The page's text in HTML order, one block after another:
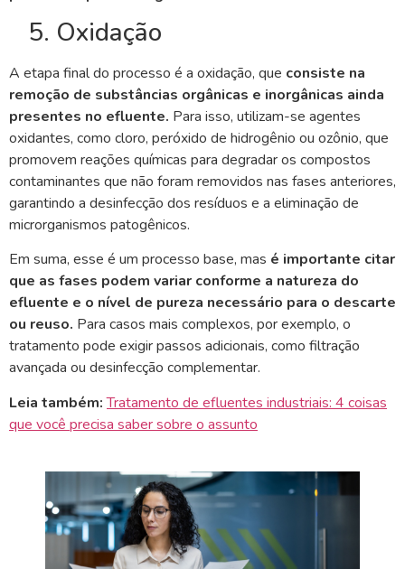
5. Oxidação
A etapa final do processo é a oxidação, que consiste na
remoção de substâncias orgânicas e inorgânicas ainda
presentes no efluente. Para isso, utilizam-se agentes
oxidantes, como cloro, peróxido de hidrogênio ou ozônio, que
promovem reações químicas para degradar os compostos
contaminantes que não foram removidos nas fases anteriores,
garantindo a desinfecção dos resíduos e a eliminação de
microrganismos patogênicos.
Em suma, esse é um processo base, mas é importante citar
que as fases podem variar conforme a natureza do
efluente e o nível de pureza necessário para o descarte
ou reuso. Para casos mais complexos, por exemplo, o
tratamento pode exigir passos adicionais, como filtração
avançada ou desinfecção complementar.
Leia também:Tratamento de efluentes industriais: 4 coisas
que você precisa saber sobre o assunto